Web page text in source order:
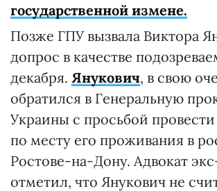
государственной измене.
Позже ГПУ вызвала Виктора
допрос в качестве
декабря. Янукович, в свою
обратился в Генеральную
Украины с просьбой
по месту его проживания в
Ростове-на-Дону. Адвокат
отметил, что Янукович не